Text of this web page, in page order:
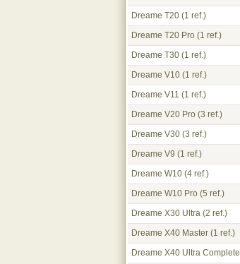
Dreame T20 (1 ref.)
Dreame T20 Pro (1 ref.)
Dreame T30 (1 ref.)
Dreame V10 (1 ref.)
Dreame V11 (1 ref.)
Dreame V20 Pro (3 ref.)
Dreame V30 (3 ref.)
Dreame V9 (1 ref.)
Dreame W10 (4 ref.)
Dreame W10 Pro (5 ref.)
Dreame X30 Ultra (2 ref.)
Dreame X40 Master (1 ref.)
Dreame X40 Ultra Complete